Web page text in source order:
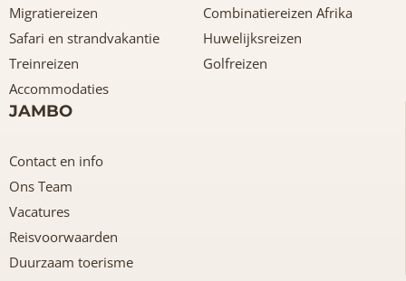
Migratiereizen
Combinatiereizen Afrika
Safari en strandvakantie
Huwelijksreizen
Treinreizen
Golfreizen
Accommodaties
JAMBO
Contact en info
Ons Team
Vacatures
Reisvoorwaarden
Duurzaam toerisme